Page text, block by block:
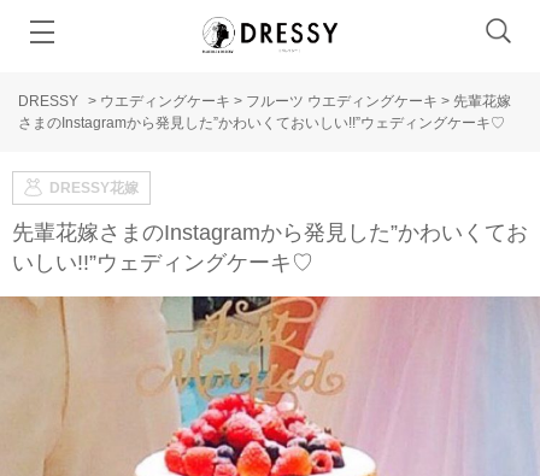
DRESSY > ウエディングケーキ > フルーツ ウエディングケーキ > 先輩花嫁
さまのInstagramから発見した”かわいくておいしい!!”ウェディングケーキ♡
DRESSY花嫁
先輩花嫁さまのInstagramから発見した”かわいくてお
いしい!!”ウェディングケーキ♡